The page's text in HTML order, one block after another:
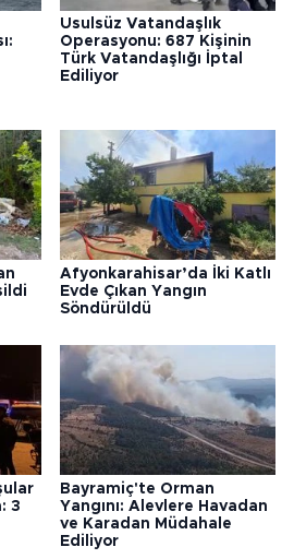
Usulsüz Vatandaşlık
Operasyonu: 687 Kişinin
Türk Vatandaşlığı İptal
Ediliyor
Afyonkarahisar’da İki Katlı
Evde Çıkan Yangın
Söndürüldü
3
Bayramiç'te Orman
Yangını: Alevlere Havadan
ve Karadan Müdahale
Ediliyor